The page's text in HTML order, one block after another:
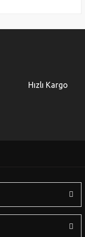
Hızlı Kargo